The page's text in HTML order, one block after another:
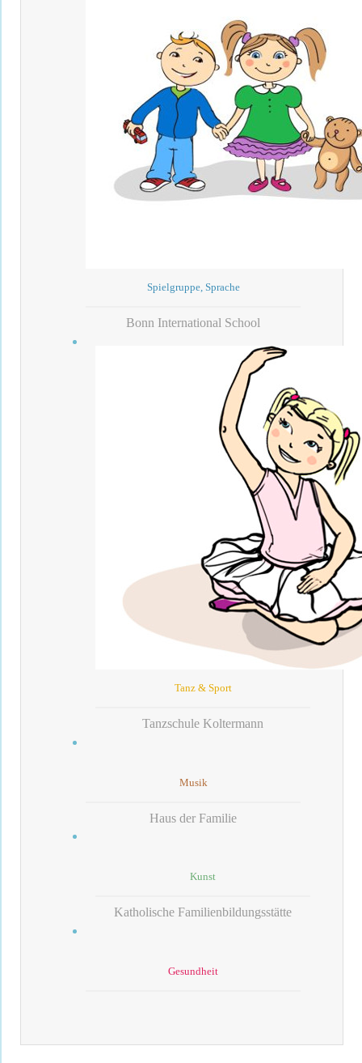
Spielgruppe, Sprache
Bonn International School
Tanz & Sport
Tanzschule Koltermann
Musik
Haus der Familie
Kunst
Katholische Familienbildungsstätte
Gesundheit